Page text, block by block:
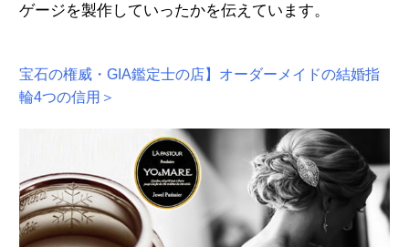
ゲージを製作していったかを伝えています。
宝石の権威・GIA鑑定士の店】オーダーメイドの結婚指
輪4つの信用＞